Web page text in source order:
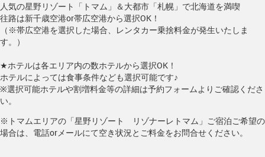
人気の星野リゾート「トマム」＆大都市「札幌」で北海道を満喫
往路は新千歳空港or帯広空港から選択OK！
（※帯広空港を選択した場合、レンタカー乗捨料金が発生いたしま
す。）
★ホテルは各エリア内の数ホテルから選択OK！
ホテルによっては食事条件なども選択可能です♪
※選択可能ホテルや割増料金等の詳細は予約フォームよりご確認くださ
い。
※トマムエリアの「星野リゾート リゾナーレトマム」ご宿泊ご希望の
場合は、電話orメールにて空き状況とご料金をお問合せください。